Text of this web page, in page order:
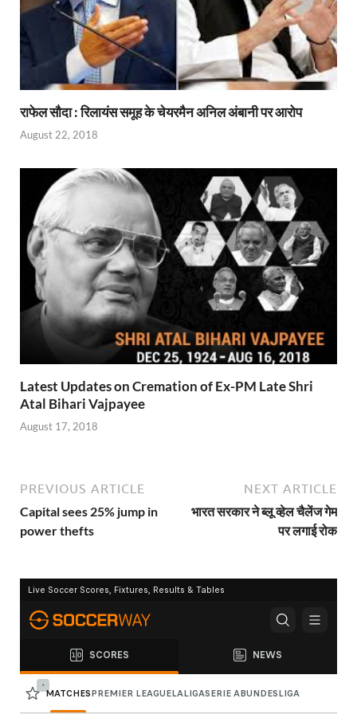
राफेल सौदा : रिलायंस समूह के चेयरमैन अनिल अंबानी पर आरोप
August 22, 2018
Latest Updates on Cremation of Ex-PM Late Shri
Atal Bihari Vajpayee
August 17, 2018
PREVIOUS ARTICLE
Capital sees 25% jump in
power thefts
NEXT ARTICLE
भारत सरकार ने ब्लू व्हेल चैलेंज गेम
पर लगाई रोक